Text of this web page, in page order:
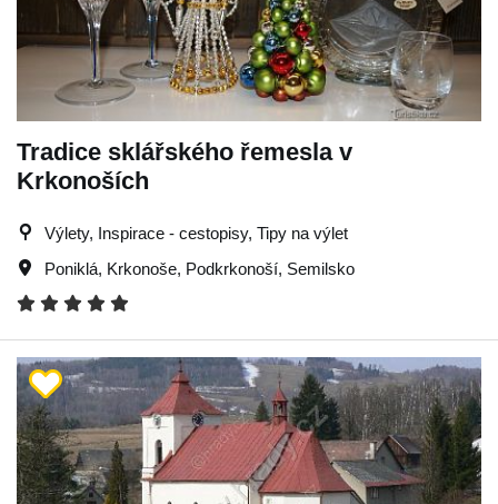
Tradice sklářského řemesla v
Krkonoších
Výlety, Inspirace - cestopisy, Tipy na výlet
Poniklá, Krkonoše, Podkrkonoší, Semilsko